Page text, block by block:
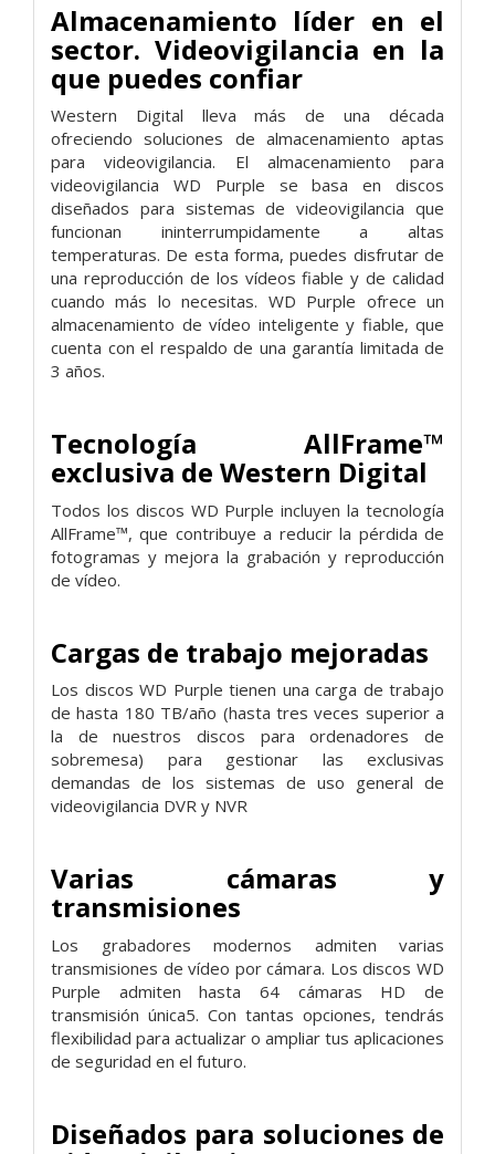
Almacenamiento líder en el
sector. Videovigilancia en la
que puedes confiar
Western Digital lleva más de una década
ofreciendo soluciones de almacenamiento aptas
para videovigilancia. El almacenamiento para
videovigilancia WD Purple se basa en discos
diseñados para sistemas de videovigilancia que
funcionan ininterrumpidamente a altas
temperaturas. De esta forma, puedes disfrutar de
una reproducción de los vídeos fiable y de calidad
cuando más lo necesitas. WD Purple ofrece un
almacenamiento de vídeo inteligente y fiable, que
cuenta con el respaldo de una garantía limitada de
3 años.
Tecnología AllFrame™
exclusiva de Western Digital
Todos los discos WD Purple incluyen la tecnología
AllFrame™, que contribuye a reducir la pérdida de
fotogramas y mejora la grabación y reproducción
de vídeo.
Cargas de trabajo mejoradas
Los discos WD Purple tienen una carga de trabajo
de hasta 180 TB/año (hasta tres veces superior a
la de nuestros discos para ordenadores de
sobremesa) para gestionar las exclusivas
demandas de los sistemas de uso general de
videovigilancia DVR y NVR
Varias cámaras y
transmisiones
Los grabadores modernos admiten varias
transmisiones de vídeo por cámara. Los discos WD
Purple admiten hasta 64 cámaras HD de
transmisión única5. Con tantas opciones, tendrás
flexibilidad para actualizar o ampliar tus aplicaciones
de seguridad en el futuro.
Diseñados para soluciones de